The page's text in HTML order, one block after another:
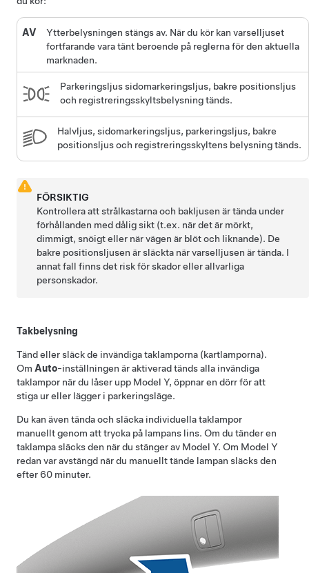
AV
Ytterbelysningen stängs av. När du kör kan varselljuset
fortfarande vara tänt beroende på reglerna för den aktuella
marknaden.
Parkeringsljus sidomarkeringsljus, bakre positionsljus
och registreringsskyltsbelysning tänds.
Halvljus, sidomarkeringsljus, parkeringsljus, bakre
positionsljus och registreringsskyltens belysning tänds.
FÖRSIKTIG
Kontrollera att strålkastarna och bakljusen är tända under
förhållanden med dålig sikt (t.ex. när det är mörkt,
dimmigt, snöigt eller när vägen är blöt och liknande). De
bakre positionsljusen är släckta när varselljusen är tända. I
annat fall finns det risk för skador eller allvarliga
personskador.
Takbelysning
Tänd eller släck de invändiga taklamporna (kartlamporna).
Om Auto-inställningen är aktiverad tänds alla invändiga
taklampor när du låser upp Model Y, öppnar en dörr för att
stiga ur eller lägger i parkeringsläge.
Du kan även tända och släcka individuella taklampor
manuellt genom att trycka på lampans lins. Om du tänder en
taklampa släcks den när du stänger av Model Y. Om Model Y
redan var avstängd när du manuellt tände lampan släcks den
efter 60 minuter.